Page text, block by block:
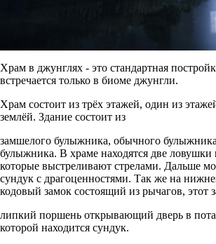
Храм в джунглях - это стандартная
встречается только в биоме джунгли.
Храм состоит из трёх этажей, один из
землёй. Здание состоит из
замшелого булыжника, обычного
булыжника. В храме находятся две ловушки
которые выстреливают стрелами. Дальше
сундук с драгоценностями. Так же на
кодовый замок состоящий из рычагов, этот
липкий поршень открывающий дверь в
которой находится сундук.